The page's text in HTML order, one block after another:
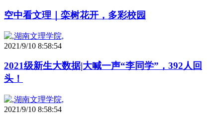
空中看文理｜栾树花开，多彩校园
2021/9/10 8:58:54
2021级新生大数据|大喊一声“李同学”，392人回
头！
2021/9/10 8:58:54